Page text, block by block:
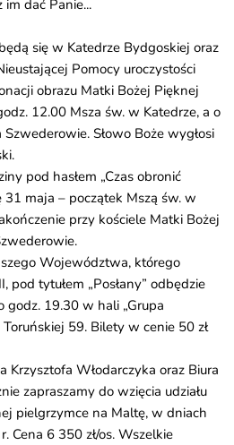
dać Panie...
się w Katedrze Bydgoskiej oraz
Pomocy uroczystości
obrazu Matki Bożej Pięknej
12.00 Msza św. w Katedrze, a o
Słowo Boże wygłosi
pod hasłem „Czas obronić
31 maja – początek Mszą św. w
przy kościele Matki Bożej
Województwa, którego
pod tytułem „Posłany” odbędzie
godz. 19.30 w hali „Grupa
59. Bilety w cenie 50 zł
Krzysztofa Włodarczyka oraz Biura
zapraszamy do wzięcia udziału
pielgrzymce na Maltę, w dniach
Cena 6 350 zł/os. Wszelkie